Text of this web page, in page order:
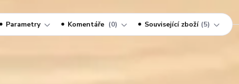
Parametry Komentáře 0 Související zboží 5